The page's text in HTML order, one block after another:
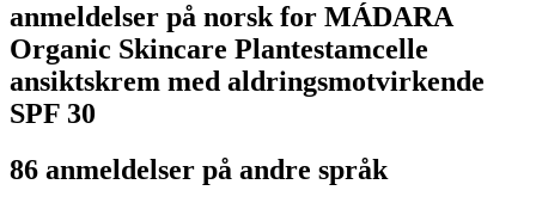
anmeldelser på norsk for MÁDARA
Organic Skincare Plantestamcelle
ansiktskrem med aldringsmotvirkende
SPF 30
86 anmeldelser på andre språk